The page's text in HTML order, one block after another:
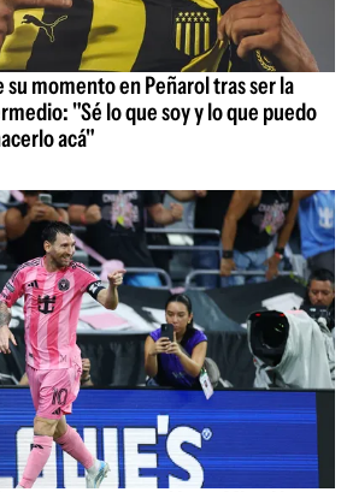
su momento en Peñarol tras ser la
"Sé lo que soy y lo que puedo
acá"